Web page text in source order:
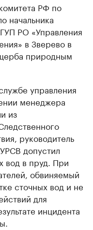
РФ по
начальника
РО «Управления
в Зверево в
природным
управления
менеджера
из
руководитель
допустил
вод в пруд. При
обвиняемый
сточных вод и не
для
инцидента